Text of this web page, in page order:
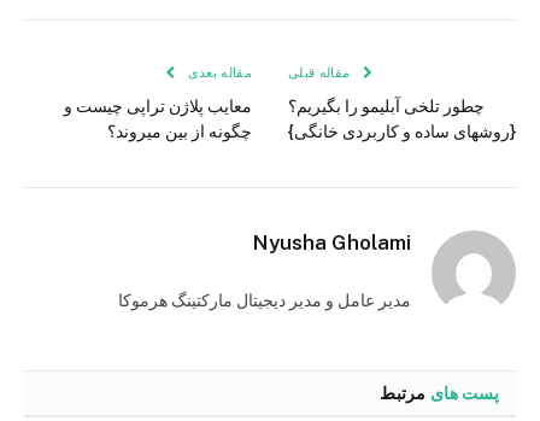
مقاله قبلی
چطور تلخی آبلیمو را بگیریم؟
{روشهای ساده و کاربردی خانگی}
مقاله بعدی
معایب پلاژن تراپی چیست و
چگونه از بین میروند؟
Nyusha Gholami
مدیر عامل و مدیر دیجیتال مارکتینگ هرموکا
پست های مرتبط